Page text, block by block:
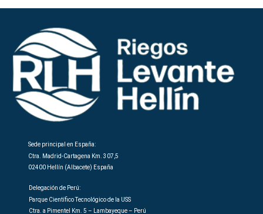
Sede principal en España:
Ctra. Madrid-Cartagena Km. 307,5
02400 Hellín (Albacete) España
Delegación de Perú:
Parque Científico Tecnológico de la USS
Ctra. a Pimentel Km. 5 – Lambayeque – Perú